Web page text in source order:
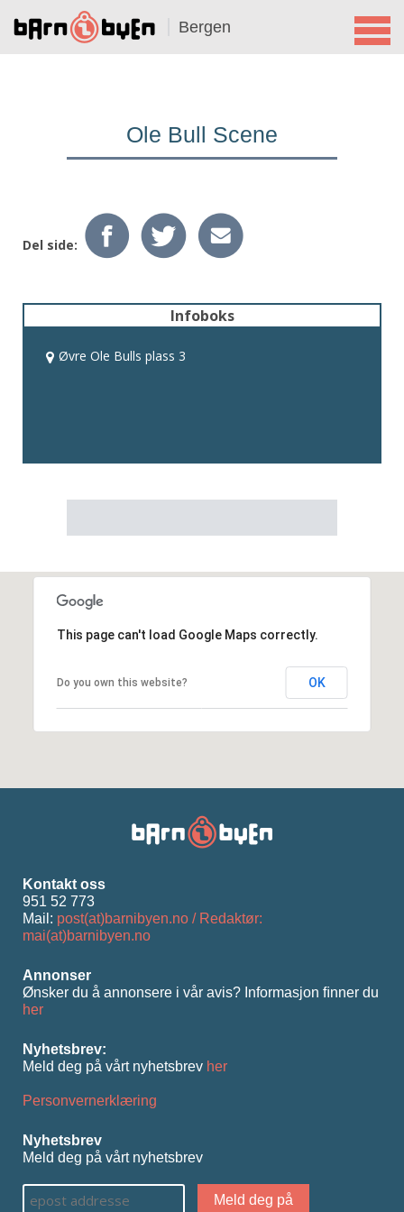
Bergen
Ole Bull Scene
Del side:
Infoboks
Øvre Ole Bulls plass 3
This page can't load Google Maps correctly.
Do you own this website? OK
Kontakt oss
951 52 773
Mail: post(at)barnibyen.no / Redaktør:
mai(at)barnibyen.no
Annonser
Ønsker du å annonsere i vår avis? Informasjon ﬁnner du
her
Nyhetsbrev:
Meld deg på vårt nyhetsbrev her
Personvernerklæring
Nyhetsbrev
Meld deg på vårt nyhetsbrev